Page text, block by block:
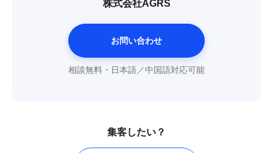
株式会社AGRS
お問い合わせ
相談無料・日本語／中国語対応可能
集客したい？